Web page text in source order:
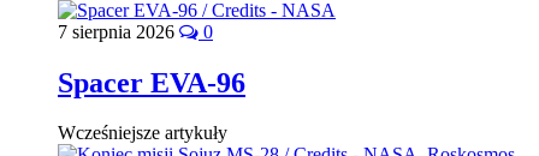
7 sierpnia 2026 0
Spacer EVA-96
Wcześniejsze artykuły